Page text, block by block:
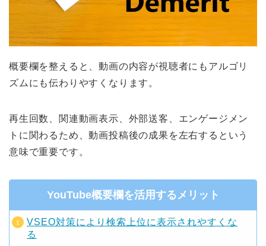
概要欄を整えると、動画の内容が視聴者にもアルゴリ
ズムにも伝わりやすくなります。
再生回数、関連動画表示、外部送客、エンゲージメン
トに関わるため、動画投稿後の成果を左右するという
意味で重要です。
YouTube概要欄を活用するメリット
VSEO対策により検索上位に表示されやすくな
る